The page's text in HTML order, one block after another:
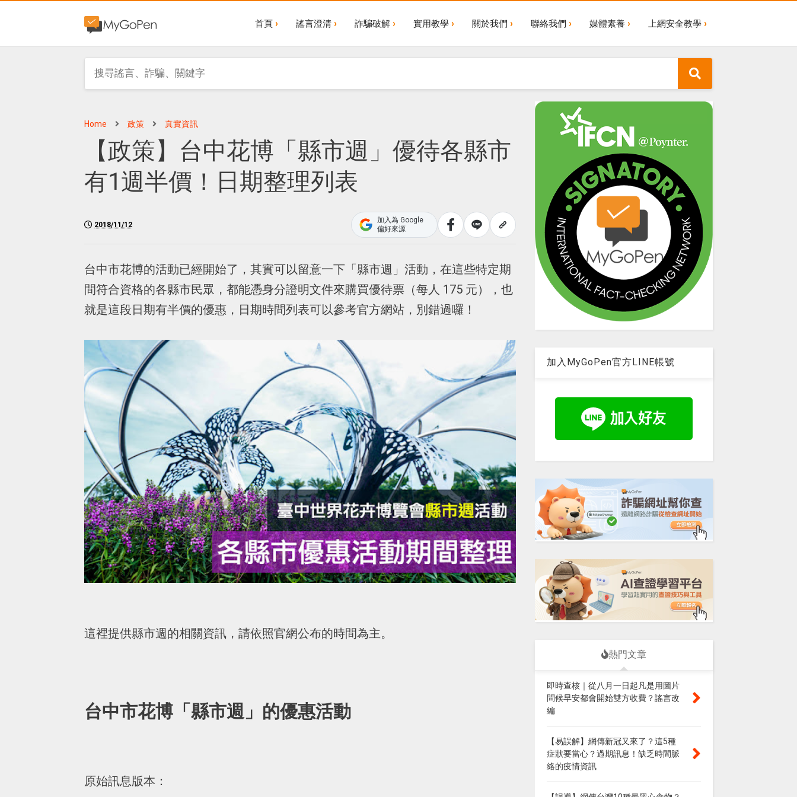
首頁 謠言澄清 詐騙破解 實用教學 關於我們 聯絡我們 媒體素養 上網安全教學
Home 政策 真實資訊
【政策】台中花博「縣市週」優待各縣市
有1週半價！日期整理列表
2018/11/12
加入為 Google
偏好來源
台中市花博的活動已經開始了，其實可以留意一下「縣市週」活動，在這些特定期
間符合資格的各縣市民眾，都能憑身分證明文件來購買優待票（每人 175 元），也
就是這段日期有半價的優惠，日期時間列表可以參考官方網站，別錯過囉！
這裡提供縣市週的相關資訊，請依照官網公布的時間為主。
台中市花博「縣市週」的優惠活動
原始訊息版本：
加入MyGoPen官方LINE帳號
熱門文章
即時查核｜從八月一日起凡是用圖片
問候早安都會開始雙方收費？謠言改
編
【易誤解】網傳新冠又來了？這5種
症狀要當心？過期訊息！缺乏時間脈
絡的疫情資訊